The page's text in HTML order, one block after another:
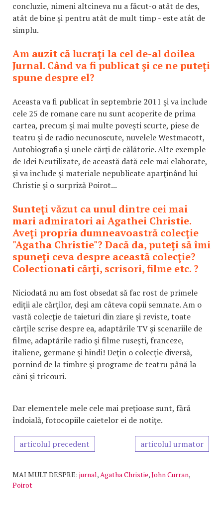
concluzie, nimeni altcineva nu a făcut-o atât de des,
atât de bine şi pentru atât de mult timp - este atât de
simplu.
Am auzit că lucraţi la cel de-al doilea
Jurnal. Când va fi publicat şi ce ne puteţi
spune despre el?
Aceasta va fi publicat în septembrie 2011 şi va include
cele 25 de romane care nu sunt acoperite de prima
cartea, precum şi mai multe poveşti scurte, piese de
teatru şi de radio necunoscute, nuvelele Westmacott,
Autobiografia şi unele cărţi de călătorie. Alte exemple
de Idei Neutilizate, de această dată cele mai elaborate,
şi va include şi materiale nepublicate aparţinând lui
Christie şi o surpriză Poirot...
Sunteţi văzut ca unul dintre cei mai
mari admiratori ai Agathei Christie.
Aveţi propria dumneavoastră colecţie
"Agatha Christie"? Dacă da, puteţi să îmi
spuneţi ceva despre această colecţie?
Colectionati cărţi, scrisori, filme etc. ?
Niciodată nu am fost obsedat să fac rost de primele
ediţii ale cărţilor, deşi am câteva copii semnate. Am o
vastă colecţie de taieturi din ziare şi reviste, toate
cărţile scrise despre ea, adaptările TV şi scenariile de
filme, adaptările radio şi filme ruseşti, franceze,
italiene, germane şi hindi! Deţin o colecţie diversă,
pornind de la timbre şi programe de teatru până la
căni şi tricouri.
Dar elementele mele cele mai preţioase sunt, fără
îndoială, fotocopiile caietelor ei de notiţe.
articolul precedent articolul urmator
MAI MULT DESPRE: jurnal,Agatha Christie,John Curran,
Poirot